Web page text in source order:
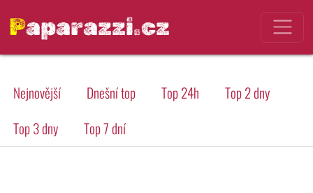
Paparazzi.cz
Nejnovější Dnešní top Top 24h
Top 2 dny
Top 3 dny
Top 7 dní